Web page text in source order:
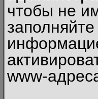
чтобы не
www-